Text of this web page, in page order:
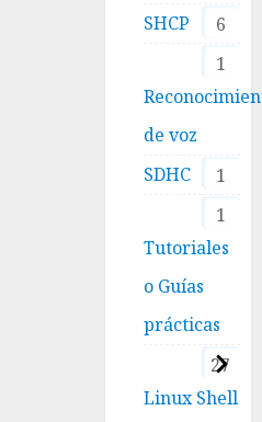
6
SHCP
1
de voz
1
SDHC
1
Tutoriales
o Guías
prácticas
27
Linux Shell